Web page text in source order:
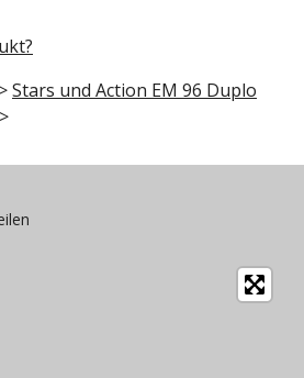
Stars und Action EM 96 Duplo